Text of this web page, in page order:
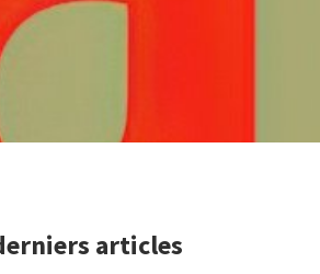
articles